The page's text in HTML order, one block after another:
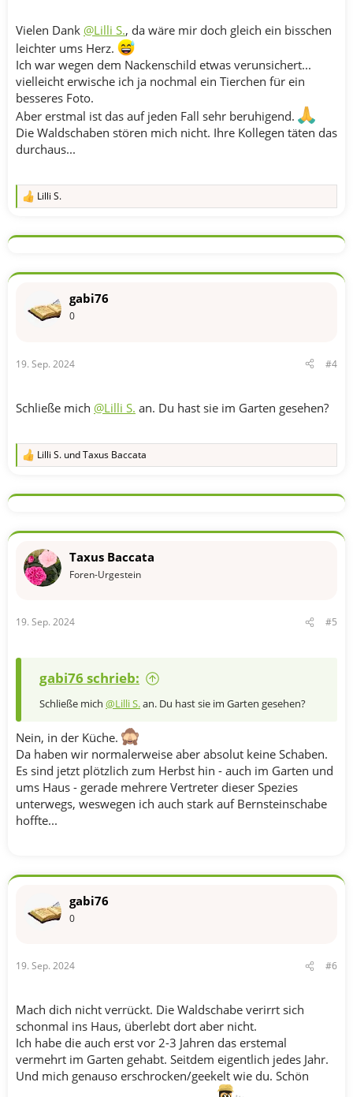
Vielen Dank @Lilli S., da wäre mir doch gleich ein bisschen
leichter ums Herz.
Ich war wegen dem Nackenschild etwas verunsichert...
vielleicht erwische ich ja nochmal ein Tierchen für ein
besseres Foto.
Aber erstmal ist das auf jeden Fall sehr beruhigend.
Die Waldschaben stören mich nicht. Ihre Kollegen täten das
durchaus...
R
k
o
Lilli S.
gabi76
0
19. Sep. 2024 #4
Schließe mich @Lilli S. an. Du hast sie im Garten gesehen?
R
k
o
e
n
Lilli S. undTaxus Baccata
Taxus Baccata
Foren-Urgestein
19. Sep. 2024 #5
gabi76 schrieb:
Schließe mich @Lilli S.an. Du hast sie im Garten gesehen?
Nein, in der Küche.
Da haben wir normalerweise aber absolut keine Schaben.
Es sind jetzt plötzlich zum Herbst hin - auch im Garten und
ums Haus - gerade mehrere Vertreter dieser Spezies
unterwegs, weswegen ich auch stark auf Bernsteinschabe
hoffte...
gabi76
0
19. Sep. 2024 #6
Mach dich nicht verrückt. Die Waldschabe verirrt sich
schonmal ins Haus, überlebt dort aber nicht.
Ich habe die auch erst vor 2-3 Jahren das erstemal
vermehrt im Garten gehabt. Seitdem eigentlich jedes Jahr.
Und mich genauso erschrocken/geekelt wie du. Schön